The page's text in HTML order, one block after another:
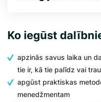
Ko iegūst
apzinās savus laika un
tie ir, kā tie palīdz vai
apgūst praktiskas
menedžmentam